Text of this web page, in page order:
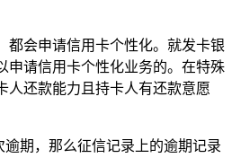
都会申请信用卡个性化。就发卡银
申请信用卡个性化业务的。在特殊
人还款能力且持卡人有还款意愿
期，那么征信记录上的逾期记录